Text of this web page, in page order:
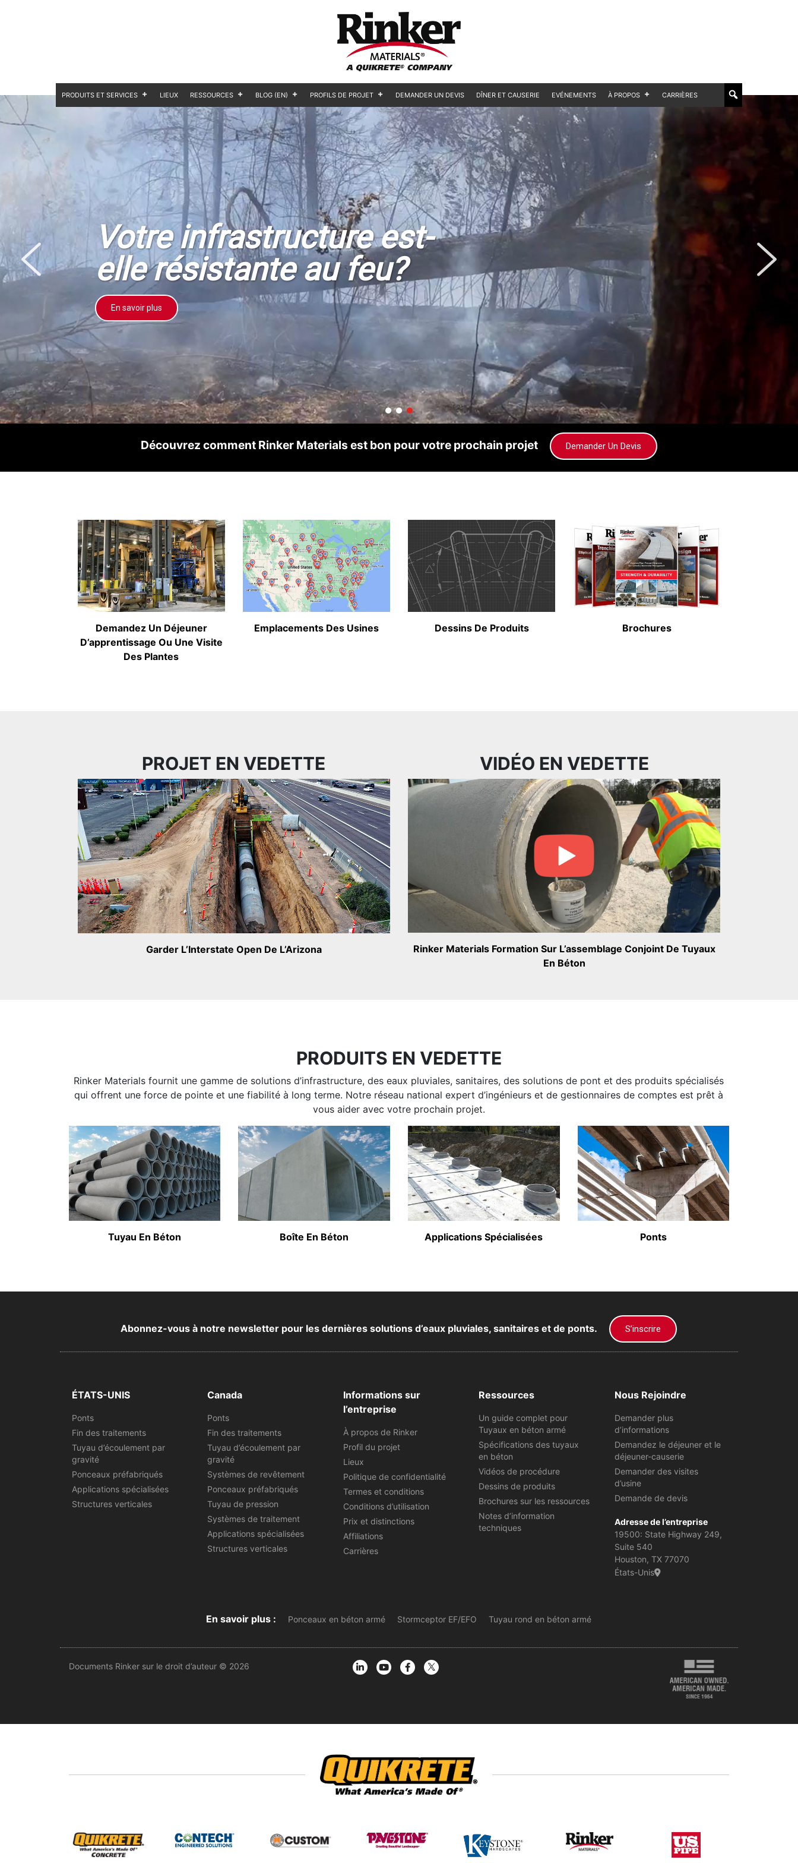
PRODUITS ET SERVICES LIEUX RESSOURCES BLOG (EN) PROFILS DE PROJET DEMANDER UN DEVIS DÎNER ET CAUSERIE EVÉNEMENTS À PROPOS CARRIÈRES
Votre infrastructure est-
elle résistante au feu?
En savoir plus
Découvrez comment Rinker Materials est bon pour votre prochain projet Demander Un Devis
Demandez Un Déjeuner
D’apprentissage Ou Une Visite
Des Plantes
Emplacements Des Usines Dessins De Produits Brochures
PROJET EN VEDETTE
Garder L’Interstate Open De L’Arizona
VIDÉO EN VEDETTE
Rinker Materials Formation Sur L’assemblage Conjoint De Tuyaux
En Béton
PRODUITS EN VEDETTE
Rinker Materials fournit une gamme de solutions d’infrastructure, des eaux pluviales, sanitaires, des solutions de pont et des produits spécialisés
qui offrent une force de pointe et une fiabilité à long terme. Notre réseau national expert d’ingénieurs et de gestionnaires de comptes est prêt à
vous aider avec votre prochain projet.
Tuyau En Béton Boîte En Béton Applications Spécialisées Ponts
Abonnez-vous à notre newsletter pour les dernières solutions d’eaux pluviales, sanitaires et de ponts. S’inscrire
ÉTATS-UNIS
Ponts
Fin des traitements
Tuyau d’écoulement par
gravité
Ponceaux préfabriqués
Applications spécialisées
Structures verticales
Canada
Ponts
Fin des traitements
Tuyau d’écoulement par
gravité
Systèmes de revêtement
Ponceaux préfabriqués
Tuyau de pression
Systèmes de traitement
Applications spécialisées
Structures verticales
Informations sur
l’entreprise
À propos de Rinker
Profil du projet
Lieux
Politique de confidentialité
Termes et conditions
Conditions d’utilisation
Prix et distinctions
Affiliations
Carrières
Ressources
Un guide complet pour
Tuyaux en béton armé
Spécifications des tuyaux
en béton
Vidéos de procédure
Dessins de produits
Brochures sur les ressources
Notes d’information
techniques
Nous Rejoindre
Demander plus
d’informations
Demandez le déjeuner et le
déjeuner-causerie
Demander des visites
d’usine
Demande de devis
Adresse de l’entreprise
19500: State Highway 249,
Suite 540
Houston, TX 77070
États-Unis
En savoir plus : Ponceaux en béton armé Stormceptor EF/EFO Tuyau rond en béton armé
Documents Rinker sur le droit d’auteur © 2026